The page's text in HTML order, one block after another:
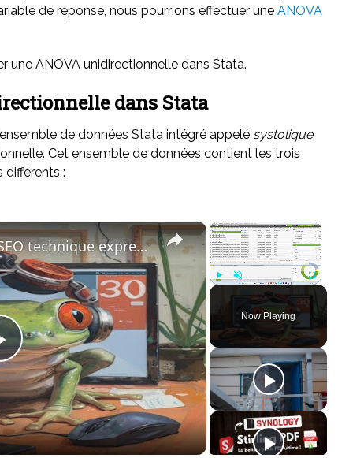
de réponse, nous pourrions effectuer une ANOVA
une ANOVA unidirectionnelle dans Stata.
dans Stata
de données Stata intégré appelé systolique
Cet ensemble de données contient les trois
différents :
×
Fullscreen
Now Playing
×
Etude de cas : un audit SEO technique express avec Screaming Frog.